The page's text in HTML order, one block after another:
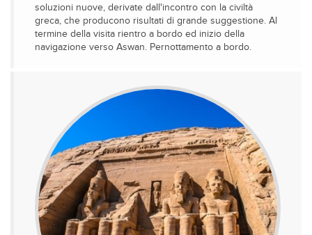
soluzioni nuove, derivate dall'incontro con la civiltà
greca, che producono risultati di grande suggestione. Al
termine della visita rientro a bordo ed inizio della
navigazione verso Aswan. Pernottamento a bordo.